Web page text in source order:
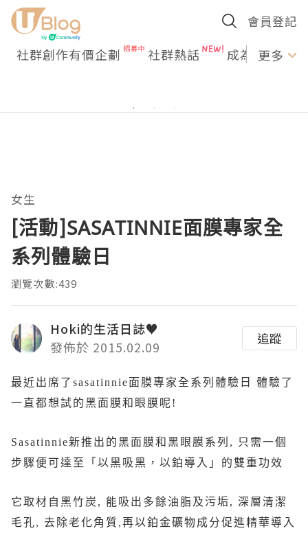
會員登記
社群創作有價企劃 社群熱話 成為U更多
女生
[活動]SASATINNIE面膜專家全
系列體驗日
瀏覽次數:439
Hoki的生活日誌♥
發佈於 2015.02.09
追蹤
最近出席了sasatinnie面膜專家全系列體驗日 體驗了
一直都想試的黑面膜和眼膜呢!
Sasatinnie新推出的黑面膜和黑眼膜系列, 只需一個
步驟便可達至「以黑吸黑，以鉑導入」的雙重功效
它取材自黑竹炭, 能吸出多餘油脂及污垢, 深層清潔
毛孔, 去除老化角質,再以鉑金礦物成分促進精華導入